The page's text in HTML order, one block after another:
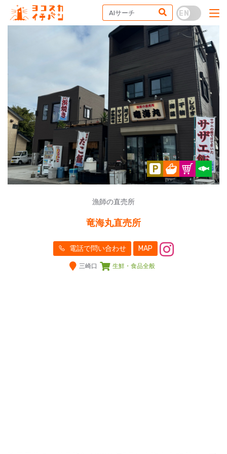
漁師の直売所
竜海丸直売所
電話で問い合わせ MAP
三崎口 生鮮・食品全般